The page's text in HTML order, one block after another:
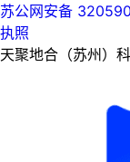
苏公网安备
执照
天聚地合（苏州）